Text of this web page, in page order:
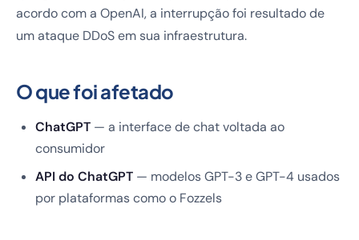
acordo com a OpenAI, a interrupção foi resultado de
um ataque DDoS em sua infraestrutura.
O que foi afetado
ChatGPT — a interface de chat voltada ao
consumidor
API do ChatGPT — modelos GPT-3 e GPT-4 usados
por plataformas como o Fozzels